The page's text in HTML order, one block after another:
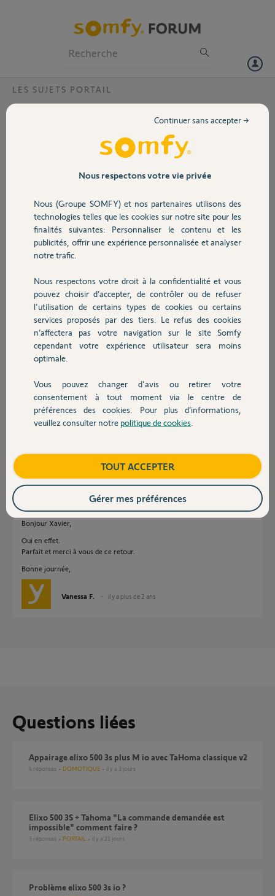
Volet
Sécurité
Domotique
Chauffage
Autres produits
Devis avec un pro
Contact
LES SUJETS PORTAIL
Problème Elixo 3s io et kit de connectivité
Je sollicite votre aide car je m'arrache les cheveux.
Je n'arrive pas à faire fonctionner mon portail avec le kit de
connectivité reçu ce jour. J'ai suivi scrupuleusement la procédure,
l'appli tahoma détecte mon moteur mais quand je clique sur ouvrir ou
Mon moteur fonctionne pourtant bien (programmé en automatique)
avec toutes mes keygo io. Et mon visiophone. Aurais-je zappé un
Merci,
Xavier
il y a plus de 2 ans
Réponses
Bon. Je me réponds à moi même si cela peut servir à d'autres, d'autant
plus que j'ai trouvé la solution. En fait il faut que le moteur soit en
séquentiel et pas en tout automatique car visiblement ce n'est pas
compatible. Donc j'ai reprogrammé le moteur en séquentiel pour
l'ouverture avec la fermeture automatique en suivant la notice
il y a plus de 2 ans
Bonjour Xavier,
Oui en effet.
Parfait et merci à vous de ce retour.
Bonne journée,
Vanessa F. il y a plus de 2 ans
Questions liées
Appairage elixo 500 3s plus M io avec TaHoma classique v2
4 réponses DOMOTIQUE il y a 3 jours
Elixo 500 3S + Tahoma "La commande demandée est
impossible" comment faire ?
3 réponses PORTAIL il y a 21 jours
Problème elixo 500 3s io ?
Nous respectons votre vie privée
Nous (Groupe SOMFY) et nos partenaires utilisons des
technologies telles que les cookies sur notre site pour les
finalités suivantes: Personnaliser le contenu et les
publicités, offrir une expérience personnalisée et analyser
notre trafic.
Nous respectons votre droit à la confidentialité et vous
pouvez choisir d’accepter, de contrôler ou de refuser
l'utilisation de certains types de cookies ou certains
services proposés par des tiers. Le refus des cookies
n’affectera pas votre navigation sur le site Somfy
cependant votre expérience utilisateur sera moins
optimale.
Vous pouvez changer d'avis ou retirer votre
consentement à tout moment via le centre de
préférences des cookies. Pour plus d’informations,
veuillez consulter notre politique de cookies
Continuer sans accepter →
TOUT ACCEPTER
Gérer mes préférences